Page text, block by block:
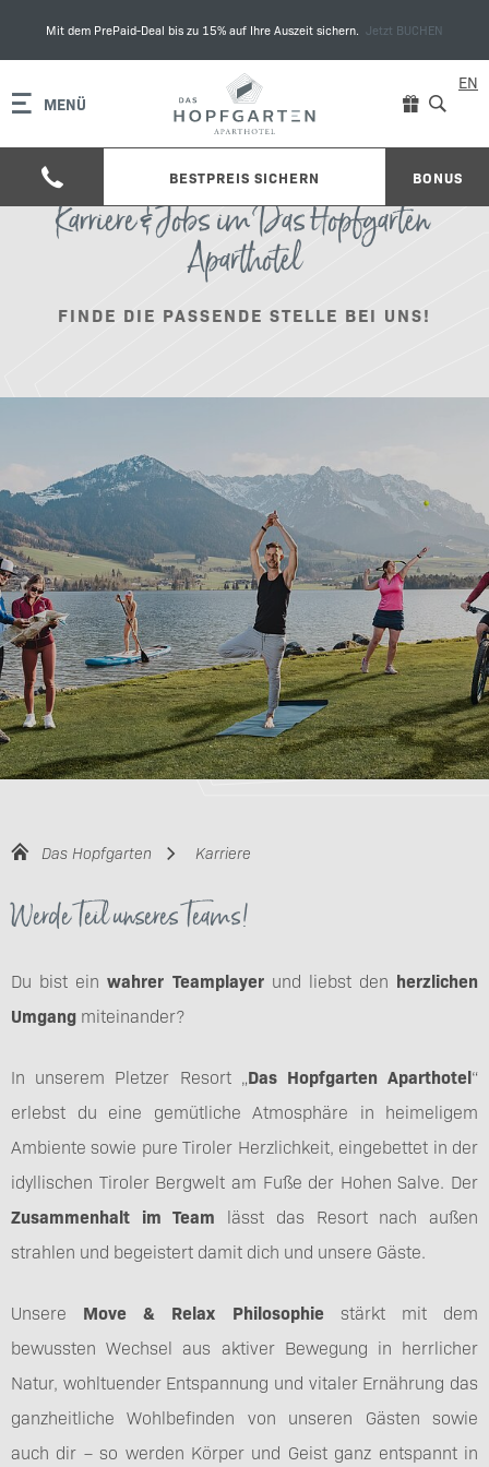
Mit dem PrePaid-Deal bis zu 15% auf Ihre Auszeit sichern. Jetzt BUCHEN
MENÜ
BESTPREIS SICHERN BONUS
EN
Karriere & Jobs im Das Hopfgarten
Aparthotel
FINDE DIE PASSENDE STELLE BEI UNS!
Das Hopfgarten Karriere
Werde Teil unseres Teams!
Du bist einwahrer Teamplayerund liebst den herzlichen
Umgang miteinander?
In unserem Pletzer Resort „Das Hopfgarten Aparthotel“
erlebst du eine gemütliche Atmosphäre in heimeligem
Ambiente sowie pure Tiroler Herzlichkeit, eingebettet in der
idyllischen Tiroler Bergwelt am Fuße der Hohen Salve. Der
Zusammenhalt im Team lässt das Resort nach außen
strahlen und begeistert damit dich und unsere Gäste.
Unsere Move & Relax Philosophiestärkt mit dem
bewussten Wechsel aus aktiver Bewegung in herrlicher
Natur, wohltuender Entspannung und vitaler Ernährung das
ganzheitliche Wohlbefinden von unseren Gästen sowie
auch dir – so werden Körper und Geist ganz entspannt in